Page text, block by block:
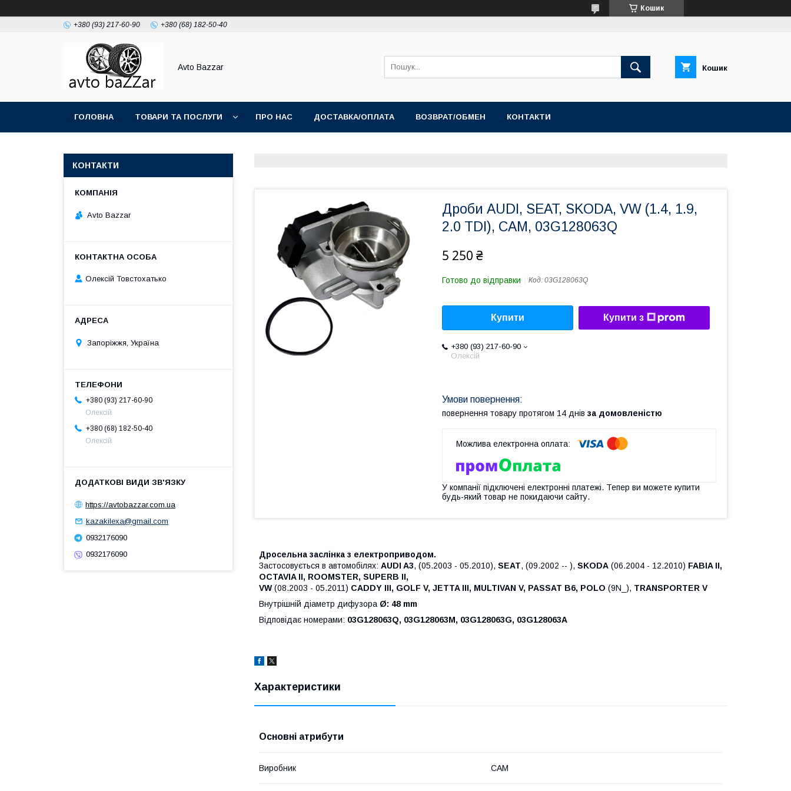
Кошик
+380 (93) 217-60-90 +380 (68) 182-50-40
Avto Bazzar Кошик
ГОЛОВНА ТОВАРИ ТА ПОСЛУГИ ПРО НАС ДОСТАВКА/ОПЛАТА ВОЗВРАТ/ОБМЕН КОНТАКТИ
Дроби AUDI, SEAT, SKODA, VW (1.4, 1.9,
2.0 TDI), CAM, 03G128063Q
5 250 ₴
Готово до відправки Код: 03G128063Q
Купити Купити з
+380 (93) 217-60-90
Олексій
повернення товару протягом 14 днів за домовленістю
У компанії підключені електронні платежі. Тепер ви можете купити
будь-який товар не покидаючи сайту.
Дросельна заслінка з електроприводом.
Застосовується в автомобілях: AUDI A3, (05.2003 - 05.2010), SEAT, (09.2002 -- ), SKODA (06.2004 - 12.2010) FABIA II,
OCTAVIA II, ROOMSTER, SUPERB II,
VW (08.2003 - 05.2011) CADDY III, GOLF V, JETTA III, MULTIVAN V, PASSAT B6, POLO (9N_), TRANSPORTER V
Внутрішній діаметр дифузора Ø: 48 mm
Відповідає номерами: 03G128063Q, 03G128063M, 03G128063G, 03G128063A
Характеристики
Основні атрибути
Виробник CAM
КОНТАКТИ
Avto Bazzar
Олексій Товстохатько
Запоріжжя, Україна
+380 (93) 217-60-90
Олексій
+380 (68) 182-50-40
Олексій
https://avtobazzar.com.ua
kazakilexa@gmail.com
0932176090
0932176090